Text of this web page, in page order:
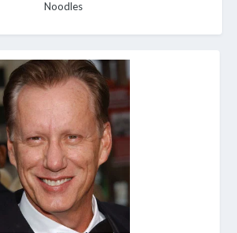
Noodles